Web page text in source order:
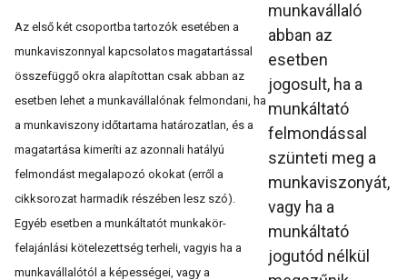
munkavállaló
abban az
esetben
jogosult, ha a
munkáltató
felmondással
szünteti meg a
munkaviszonyát,
vagy ha a
munkáltató
jogutód nélkül
Az első két csoportba tartozók esetében a
munkaviszonnyal kapcsolatos magatartással
összefüggő okra alapítottan csak abban az
esetben lehet a munkavállalónak felmondani, ha
a munkaviszony időtartama határozatlan, és a
magatartása kimeríti az azonnali hatályú
felmondást megalapozó okokat (erről a
cikksorozat harmadik részében lesz szó).
Egyéb esetben a munkáltatót munkakör-
felajánlási kötelezettség terheli, vagyis ha a
munkavállalótól a képességei, vagy a